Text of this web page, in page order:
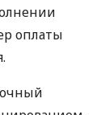
оплаты